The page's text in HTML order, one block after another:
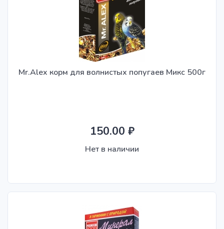
Mr.Alex корм для волнистых попугаев Микс 500г
150.00 ₽
Нет в наличии